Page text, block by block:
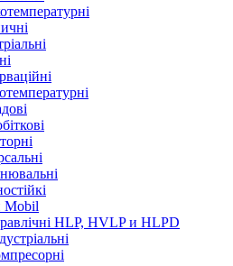
Mobil
HLP, HVLP и HLPD